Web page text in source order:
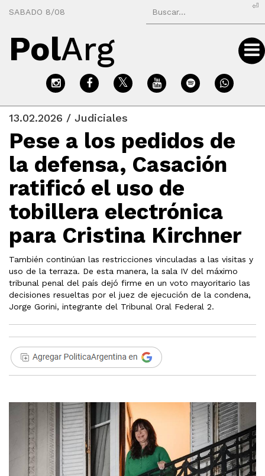
SABADO 8/08
⏎
PolArg
13.02.2026 / Judiciales
Pese a los pedidos de
la defensa, Casación
ratificó el uso de
tobillera electrónica
para Cristina Kirchner
También continúan las restricciones vinculadas a las visitas y
uso de la terraza. De esta manera, la sala IV del máximo
tribunal penal del país dejó firme en un voto mayoritario las
decisiones resueltas por el juez de ejecución de la condena,
Jorge Gorini, integrante del Tribunal Oral Federal 2.